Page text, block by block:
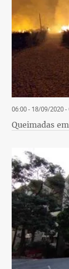
06:00 - 18/09/2020-
Queimadas